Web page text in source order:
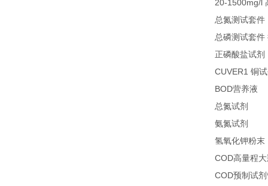
20-1500mg/l
总氮测试套件
总磷测试套件
正磷酸盐试剂
CUVER1 铜
BOD营养液
总氮试剂
氨氮试剂
氢氧化钾粉末
COD高量程
COD预制试